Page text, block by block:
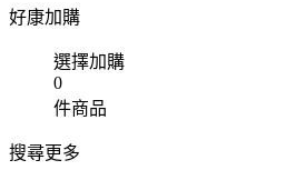
好康加購
選擇加購
0
件商品
搜尋更多